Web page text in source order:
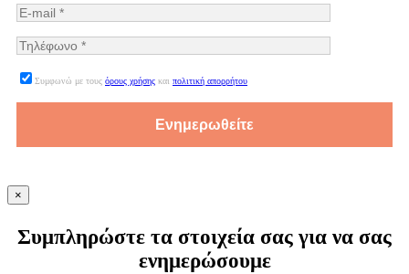
Συμφωνώ με τους όρους χρήσης και πολιτική απορρήτου
×
Συμπληρώστε τα στοιχεία σας για να σας
ενημερώσουμε